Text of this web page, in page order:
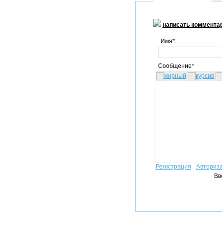
написать
Имя*:
Сообщение*
Регистрация